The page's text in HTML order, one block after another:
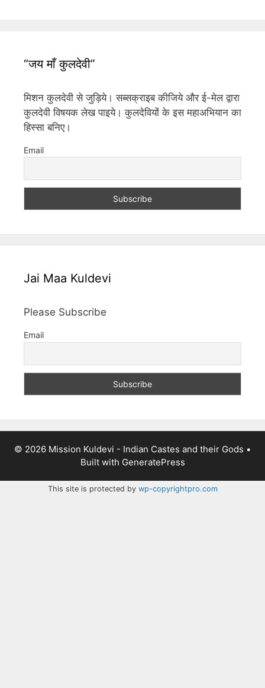
“जय माँ कुलदेवी”
मिशन कुलदेवी से जुड़िये। सब्सक्राइब कीजिये और ई-मेल द्वारा
कुलदेवी विषयक लेख पाइये। कुलदेवियों के इस महाअभियान का
हिस्सा बनिए।
Email
Jai Maa Kuldevi
Please Subscribe
Email
© 2026 Mission Kuldevi - Indian Castes and their Gods •
Built with GeneratePress
This site is protected by wp-copyrightpro.com